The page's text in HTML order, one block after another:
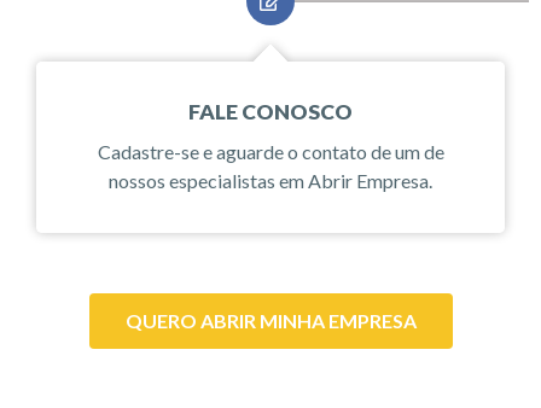
FALE CONOSCO
Cadastre-se e aguarde o contato de um de
nossos especialistas em Abrir Empresa.
QUERO ABRIR MINHA EMPRESA